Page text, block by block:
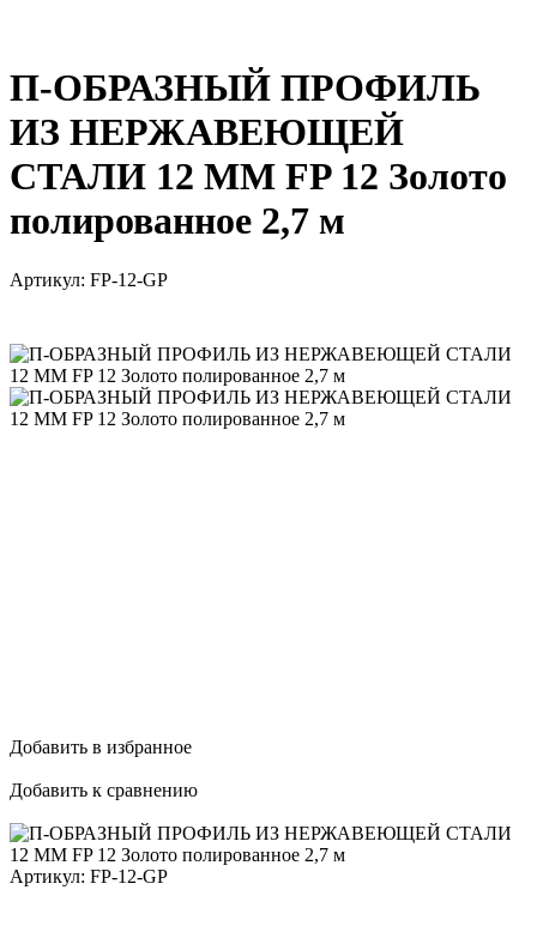
П-ОБРАЗНЫЙ ПРОФИЛЬ
ИЗ НЕРЖАВЕЮЩЕЙ
СТАЛИ 12 ММ FP 12 Золото
полированное 2,7 м
Артикул: FP-12-GP
Добавить в избранное
Добавить к сравнению
Артикул: FP-12-GP